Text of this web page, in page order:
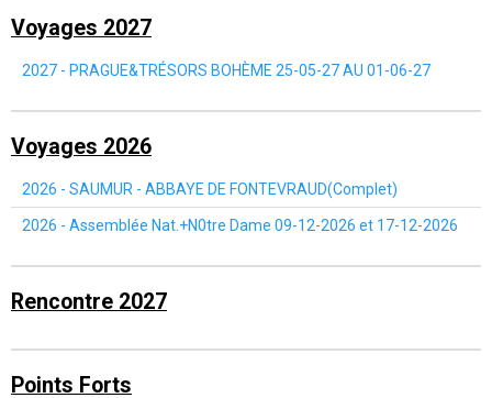
Voyages 2027
2027 - PRAGUE&TRÉSORS BOHÈME 25-05-27 AU 01-06-27
Voyages 2026
2026 - SAUMUR - ABBAYE DE FONTEVRAUD(Complet)
2026 - Assemblée Nat.+N0tre Dame 09-12-2026 et 17-12-2026
Rencontre 2027
Points Forts